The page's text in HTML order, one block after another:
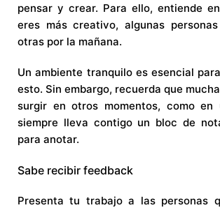
pensar y crear. Para ello, entiende
eres más creativo, algunas
otras por la mañana.
Un ambiente tranquilo es esencial
esto. Sin embargo, recuerda que
surgir en otros momentos, como en
siempre lleva contigo un bloc de
para anotar.
Sabe recibir feedback
Presenta tu trabajo a las personas